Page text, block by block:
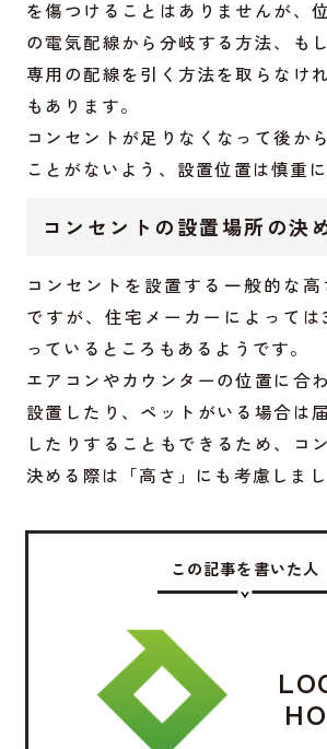
を傷つけることはありませんが、
の電気配線から分岐する方法、も
専用の配線を引く方法を取らなけ
もあります。
コンセントが足りなくなって後か
ことがないよう、設置位置は慎重
コンセントの設置場所の決
コンセントを設置する一般的な高
ですが、住宅メーカーによっては
っているところもあるようです。
エアコンやカウンターの位置に合
設置したり、ペットがいる場合は
したりすることもできるため、コ
決める際は「高さ」にも考慮しまし
この記事を書いた人